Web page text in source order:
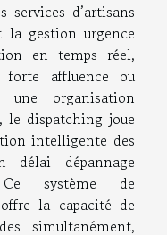
d’artisans
gestion urgence
en temps réel,
affluence ou
organisation
le dispatching joue
intelligente des
délai dépannage
Ce système de
la capacité de
simultanément,